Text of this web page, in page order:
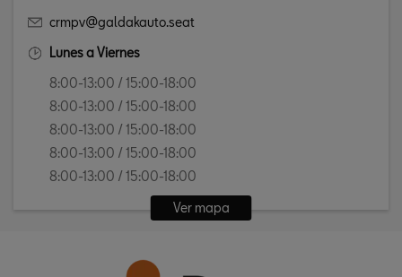
crmpv@galdakauto.seat
Lunes a Viernes
8:00-13:00 / 15:00-18:00
8:00-13:00 / 15:00-18:00
8:00-13:00 / 15:00-18:00
8:00-13:00 / 15:00-18:00
8:00-13:00 / 15:00-18:00
Ver mapa